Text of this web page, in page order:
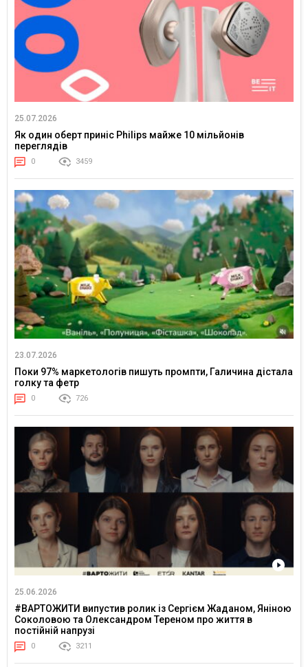
25.07.2026
Як один оберт приніс Philips майже 10 мільйонів
переглядів
0 3459
23.07.2026
Поки 97% маркетологів пишуть промпти, Галичина дістала
голку та фетр
0 726
25.06.2026
#ВАРТОЖИТИ випустив ролик із Сергієм Жаданом, Яніною
Соколовою та Олександром Тереном про життя в
постійній напрузі
0 3211